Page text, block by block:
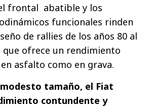
frontal abatible y los
funcionales rinden
de rallies de los años 80 al
ofrece un rendimiento
asfalto como en grava.
tamaño, el Fiat
contundente y